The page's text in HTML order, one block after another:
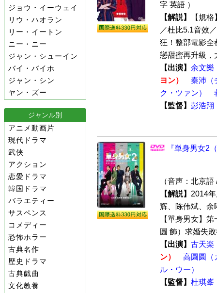
ジョウ・イーウェイ
リウ・ハオラン
リー・イートン
ニー・ニー
ジャン・シューイン
バイ・バイホ
ジャン・シン
ヤン・ズー
ジャンル別
アニメ動画片
現代ドラマ
武侠
アクション
恋愛ドラマ
韓国ドラマ
バラエティー
サスペンス
コメディー
恐怖ホラー
古典名作
歴史ドラマ
古典戯曲
文化教養
字 英語 ）
【解説】
【規
／杜比5.1音效
狂！整部電影全
戀甜蜜再升級，
【出演】 余文樂
ヨン）
秦沛（
ク・ツァン）
【監督】 彭浩翔
『単身男女2
（音声：北京
【解説】 2014
辉、陈伟斌、余
【單身男女】
圓 飾）求婚失
【出演】 古天楽
ン）
高圓圓（
ル・ウー）
【監督】 杜琪峯